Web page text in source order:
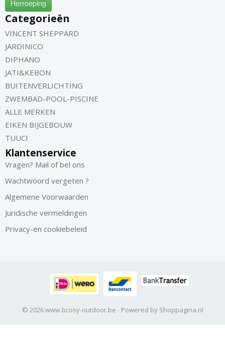
Herroeping
Categorieën
VINCENT SHEPPARD
JARDINICO
DIPHANO
JATI&KEBON
BUITENVERLICHTING
ZWEMBAD-POOL-PISCINE
ALLE MERKEN
EIKEN BIJGEBOUW
TUUCI
Klantenservice
Vragen? Mail of bel ons
Wachtwoord vergeten ?
Algemene Voorwaarden
Juridische vermeldingen
Privacy-en cookiebeleid
© 2026 www.bcosy-outdoor.be - Powered by Shoppagina.nl